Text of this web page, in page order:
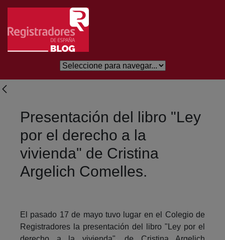
Saltar al contenido principal
Presentación del libro "Ley
por el derecho a la
vivienda" de Cristina
Argelich Comelles.
El pasado 17 de mayo tuvo lugar en el Colegio de
Registradores la presentación del libro "Ley por el